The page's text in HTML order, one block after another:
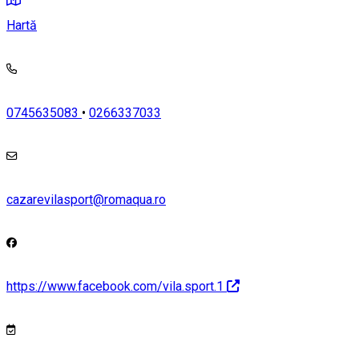
Hartă
0745635083 • 0266337033
cazarevilasport@romaqua.ro
https://www.facebook.com/vila.sport.1